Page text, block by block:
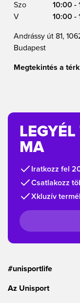
Szo
10:00 -
V
10:00 -
Andrássy út 81,
Budapest
Megtekintés a
MA
Iratkozz fel
Csatlakozz
Xkluzív
#unisportlife
Az Unisport